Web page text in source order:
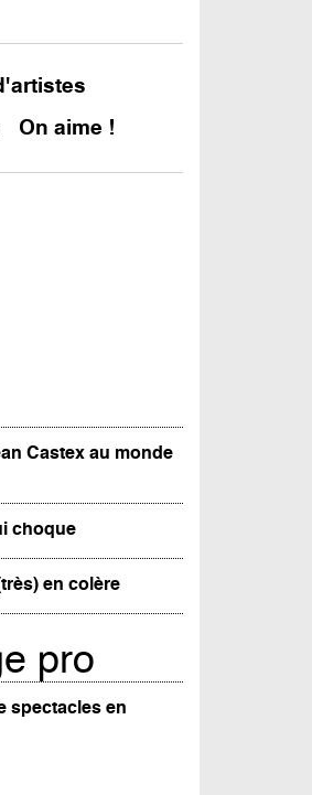
On aime !
Castex au monde
choque
en colère
pro
spectacles en